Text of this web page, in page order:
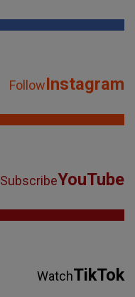
FollowInstagram
SubscribeYouTube
WatchTikTok